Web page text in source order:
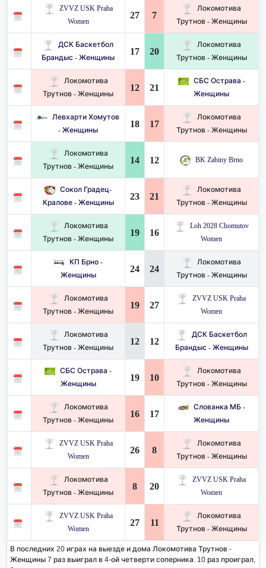
ZVVZ USK Praha
Women
27 7
Локомотива
Трутнов - Женщины
ДСК Баскетбол
Брандыс - Женщины
17 20
Локомотива
Трутнов - Женщины
Локомотива
Трутнов - Женщины
12 21
СБС Острава -
Женщины
Левхарти Хомутов
- Женщины
18 17
Локомотива
Трутнов - Женщины
Локомотива
Трутнов - Женщины
14 12 BK Zabiny Brno
Сокол Градец-
Кралове - Женщины
23 21
Локомотива
Трутнов - Женщины
Локомотива
Трутнов - Женщины
19 16
Loh 2028 Chomutov
Women
КП Брно -
Женщины
24 24
Локомотива
Трутнов - Женщины
Локомотива
Трутнов - Женщины
19 27
ZVVZ USK Praha
Women
Локомотива
Трутнов - Женщины
12 12
ДСК Баскетбол
Брандыс - Женщины
СБС Острава -
Женщины
19 10
Локомотива
Трутнов - Женщины
Локомотива
Трутнов - Женщины
16 17
Слованка МБ -
Женщины
ZVVZ USK Praha
Women
26 8
Локомотива
Трутнов - Женщины
Локомотива
Трутнов - Женщины
8 20
ZVVZ USK Praha
Women
ZVVZ USK Praha
Women
27 11
Локомотива
Трутнов - Женщины
В последних 20 играх на выезде и дома Локомотива Трутнов -
Женщины 7 раз выиграл в 4-ой четверти соперника. 10 раз проиграл,